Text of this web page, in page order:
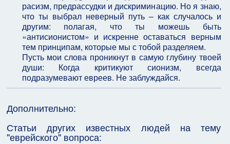
расизм, предрассудки и дискриминацию. Но я знаю,
что ты выбрал неверный путь – как случалось и
другим: полагая, что ты можешь быть
«антисионистом» и искренне оставаться верным
тем принципам, которые мы с тобой разделяем.
Пусть мои слова проникнут в самую глубину твоей
души: Когда критикуют сионизм, всегда
подразумевают евреев. Не заблуждайся.
Дополнительно:
Статьи других известных людей на тему
"еврейского" вопроса: